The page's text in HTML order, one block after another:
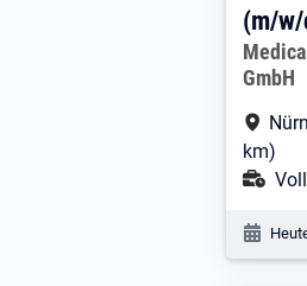
(m/
GmbH
km)